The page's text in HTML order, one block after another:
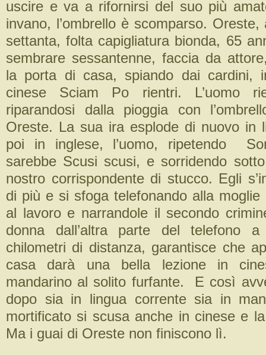
uscire e va a rifornirsi del suo più
invano, l’ombrello è scomparso.
settanta, folta capigliatura bionda, 65
sembrare sessantenne, faccia da
la porta di casa, spiando dai cardini,
cinese Sciam Po rientri. L’uomo
riparandosi dalla pioggia con
Oreste. La sua ira esplode di nuovo in
poi in inglese, l’uomo, ripetendo
sarebbe Scusi scusi, e sorridendo
nostro corrispondente di stucco. Egli
di più e si sfoga telefonando alla
al lavoro e narrandole il secondo
donna dall’altra parte del telefono
chilometri di distanza, garantisce che
casa darà una bella lezione in
mandarino al solito furfante. E così
dopo sia in lingua corrente sia in
mortificato si scusa anche in cinese e
Ma i guai di Oreste non finiscono lì.